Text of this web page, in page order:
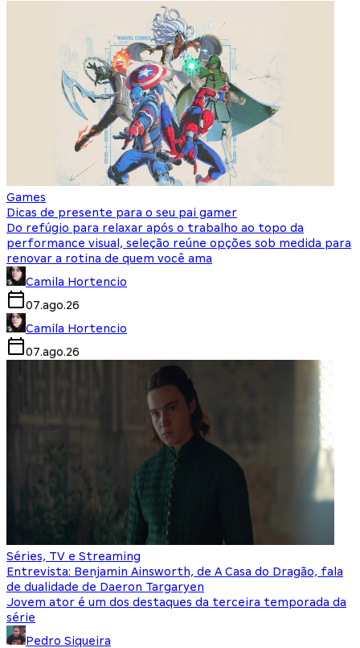
Games
Dicas de presente para o seu pai gamer
Do refúgio para relaxar após o trabalho ao topo da
performance visual, seleção reúne opções sob medida para
renovar a rotina de quem você ama
Camila Hortencio
07.ago.26
Camila Hortencio
07.ago.26
Séries, TV e Streaming
Entrevista: Benjamin Ainsworth, de A Casa do Dragão, fala
de dualidade de Daeron Targaryen
Jovem ator é um dos destaques da terceira temporada da
série
Pedro Siqueira